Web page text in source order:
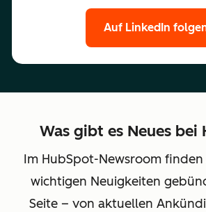
Auf LinkedIn
Was gibt es Neues bei
Im HubSpot-Newsroom finden
wichtigen Neuigkeiten
Seite – von aktuellen